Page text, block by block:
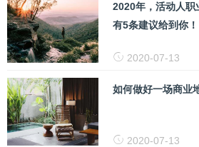
2020年，活动人职
有5条建议给到你！
2020-07-13
如何做好一场商业
2020-07-13